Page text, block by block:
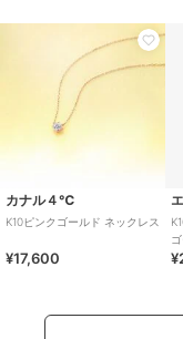
カナル４℃
K10ピンクゴールド ネックレス
¥17,600
ス